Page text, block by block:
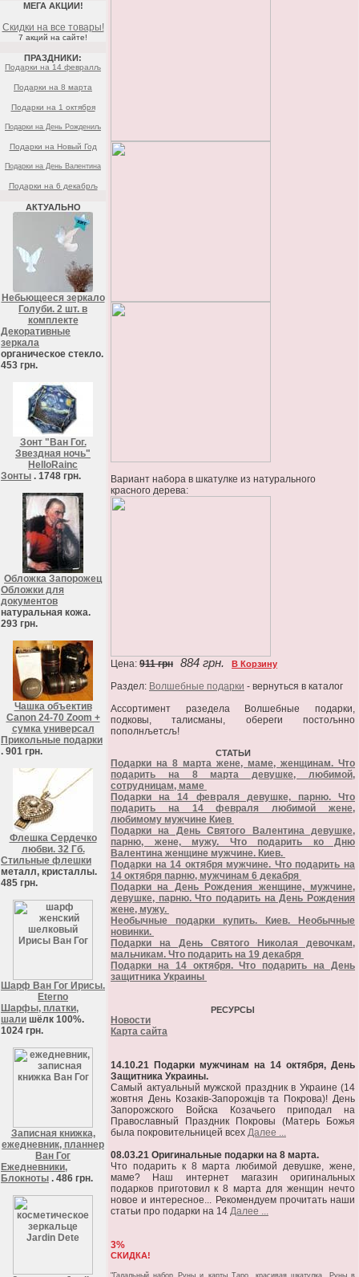
МЕГА АКЦИИ!
Скидки на все товары!
7 акций на сайте!
ПРАЗДНИКИ:
Подарки на 14 февралљ
Подарки на 8 марта
Подарки на 1 октября
Подарки на День Рождениљ
Подарки на Новый Год
Подарки на День Валентина
Подарки на 6 декабрљ
АКТУАЛЬНО
Небьющееся зеркало
Голуби. 2 шт. в
комплекте
Декоративные
зеркала
органическое стекло.
453 грн.
Зонт "Ван Гог.
Звездная ночь"
HelloRainc
Зонты . 1748 грн.
Обложка Запорожец
Обложки для
документов
натуральная кожа.
293 грн.
Чашка объектив
Canon 24-70 Zoom +
сумка универсал
Прикольные подарки
. 901 грн.
Флешка Сердечко
любви. 32 Гб.
Стильные флешки
металл, кристаллы.
485 грн.
Шарф Ван Гог Ирисы.
Eterno
Шарфы, платки,
шали шёлк 100%.
1024 грн.
Записная книжка,
ежедневник, планнер
Ван Гог
Ежедневники,
Блокноты . 486 грн.
Вариант набора в шкатулке из натурального
красного дерева:
Цена: 911 грн 884 грн. В Корзину
Раздел: Волшебные подарки - вернуться в каталог
Ассортимент разедела Волшебные подарки,
подковы, талисманы, обереги постољнно
пополнљетсљ!
СТАТЬИ
Подарки на 8 марта жене, маме, женщинам. Что
подарить на 8 марта девушке, любимой,
сотрудницам, маме
Подарки на 14 февраля девушке, парню. Что
подарить на 14 февраля любимой жене,
любимому мужчине Киев
Подарки на День Святого Валентина девушке,
парню, жене, мужу. Что подарить ко Дню
Валентина женщине мужчине. Киев.
Подарки на 14 октября мужчине. Что подарить на
14 октября парню, мужчинам 6 декабря
Подарки на День Рождения женщине, мужчине,
девушке, парню. Что подарить на День Рождения
жене, мужу.
Необычные подарки купить. Киев. Необычные
новинки.
Подарки на День Святого Николая девочкам,
мальчикам. Что подарить на 19 декабря
Подарки на 14 октября. Что подарить на День
защитника Украины
РЕСУРСЫ
Новости
Карта сайта
14.10.21 Подарки мужчинам на 14 октября, День
Защитника Украины.
Самый актуальный мужской праздник в Украине (14
жовтня День Козаків-Запорожців та Покрова)! День
Запорожского Войска Козачьего приподал на
Православный Праздник Покровы (Матерь Божья
была покровительницей всех Далее ...
08.03.21 Оригинальные подарки на 8 марта.
Что подарить к 8 марта любимой девушке, жене,
маме? Наш интернет магазин оригинальных
подарков приготовил к 8 марта для женщин нечто
новое и интересное... Рекомендуем прочитать наши
статьи про подарки на 14 Далее ...
3%
СКИДКА!
"Гадальный набор Руны и карты Таро, красивая шкатулка, Руны в